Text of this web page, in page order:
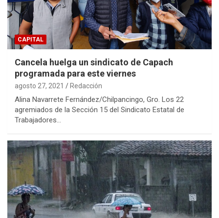
CAPITAL
Cancela huelga un sindicato de Capach
programada para este viernes
agosto 27, 2021 Redacción
Alina Navarrete Fernández/Chilpancingo, Gro. Los 22
agremiados de la Sección 15 del Sindicato Estatal de
Trabajadores…